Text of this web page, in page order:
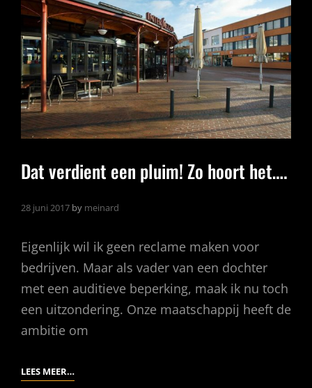
Dat verdient een pluim! Zo hoort het….
28 juni 2017 by meinard
Eigenlijk wil ik geen reclame maken voor
bedrijven. Maar als vader van een dochter
met een auditieve beperking, maak ik nu toch
een uitzondering. Onze maatschappij heeft de
ambitie om
LEES MEER…DAT